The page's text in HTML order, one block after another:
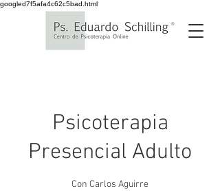
googled7f5afa4c62c5bad.html
Psicoterapia
Presencial Adulto
Con Carlos Aguirre